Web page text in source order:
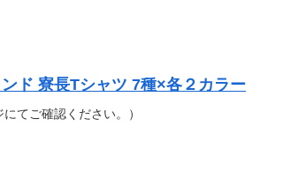
ド 寮長Tシャツ 7種×各２カラー
てご確認ください。）